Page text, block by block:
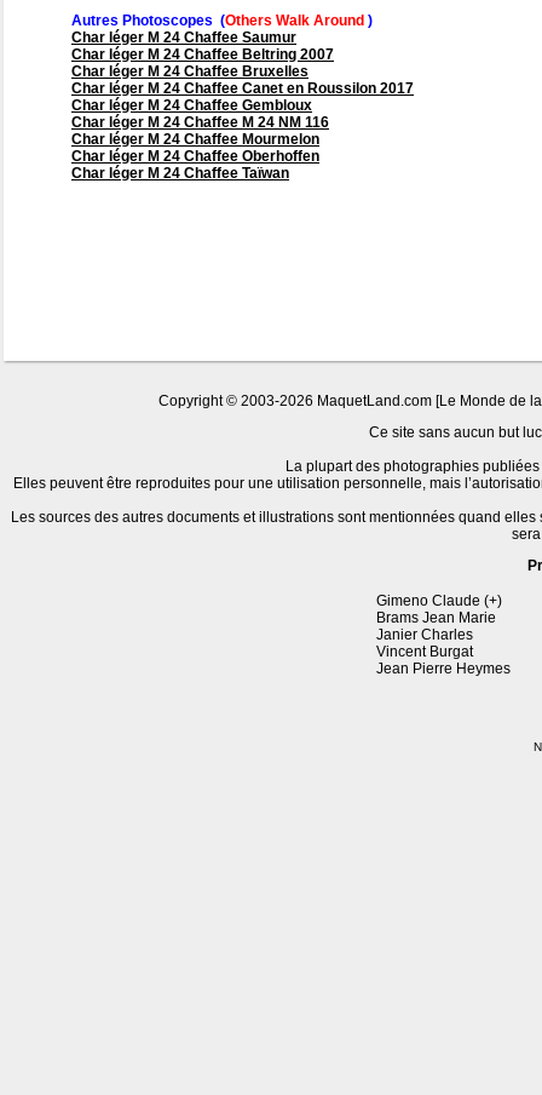
Autres Photoscopes (Others Walk Around )
Char léger M 24 Chaffee Saumur
Char léger M 24 Chaffee Beltring 2007
Char léger M 24 Chaffee Bruxelles
Char léger M 24 Chaffee Canet en Roussilon 2017
Char léger M 24 Chaffee Gembloux
Char léger M 24 Chaffee M 24 NM 116
Char léger M 24 Chaffee Mourmelon
Char léger M 24 Chaffee Oberhoffen
Char léger M 24 Chaffee Taïwan
Copyright © 2003-2026 MaquetLand.com [Le Monde de
Ce site sans aucun but
La plupart des photographies
Elles peuvent être reproduites pour une utilisation personnelle, mais
Les sources des autres documents et illustrations sont mentionnées quand
Gimeno Claude (+)
Brams Jean Marie
Janier Charles
Vincent Burgat
Jean Pierre Heymes